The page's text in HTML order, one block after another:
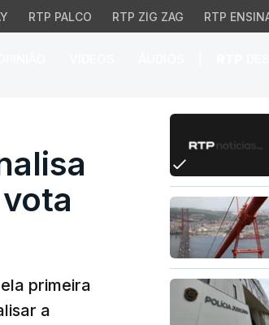
RTP PALCO RTP ZIG ZAG RTP
resultados
primeira
a